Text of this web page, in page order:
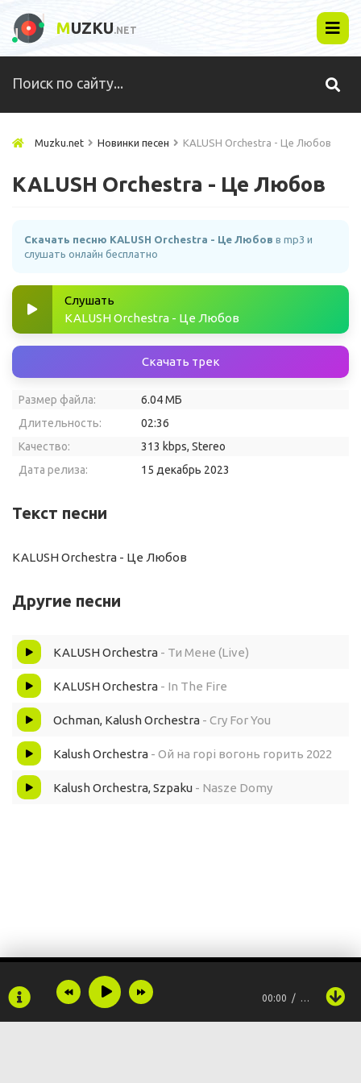
MUZKU.NET
Muzku.net Новинки песен KALUSH Orchestra - Це Любов
KALUSH Orchestra - Це Любов
Скачать песню KALUSH Orchestra - Це Любов в mp3 и
слушать онлайн бесплатно
Слушать
KALUSH Orchestra - Це Любов
Скачать трек
Размер файла:
6.04 МБ
Длительность:
02:36
Качество:
313 kbps, Stereo
Дата релиза:
15 декабрь 2023
Текст песни
KALUSH Orchestra - Це Любов
Другие песни
KALUSH Orchestra - Ти Мене (Live)
KALUSH Orchestra - In The Fire
Ochman, Kalush Orchestra - Cry For You
Kalush Orchestra - Ой на горі вогонь горить 2022
Kalush Orchestra, Szpaku - Nasze Domy
00:00